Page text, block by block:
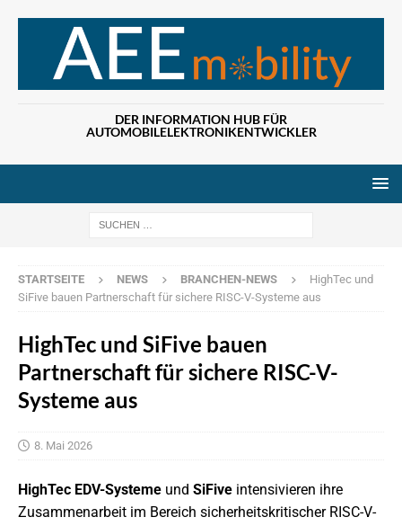
DER INFORMATION HUB FÜR
AUTOMOBILELEKTRONIKENTWICKLER
STARTSEITE NEWS BRANCHEN-NEWS
HighTec und
SiFive bauen Partnerschaft für sichere RISC-V-Systeme aus
HighTec und SiFive bauen
Partnerschaft für sichere RISC-V-
Systeme aus
8. Mai 2026
HighTec EDV-Systeme und SiFive intensivieren ihre
Zusammenarbeit im Bereich sicherheitskritischer RISC-V-